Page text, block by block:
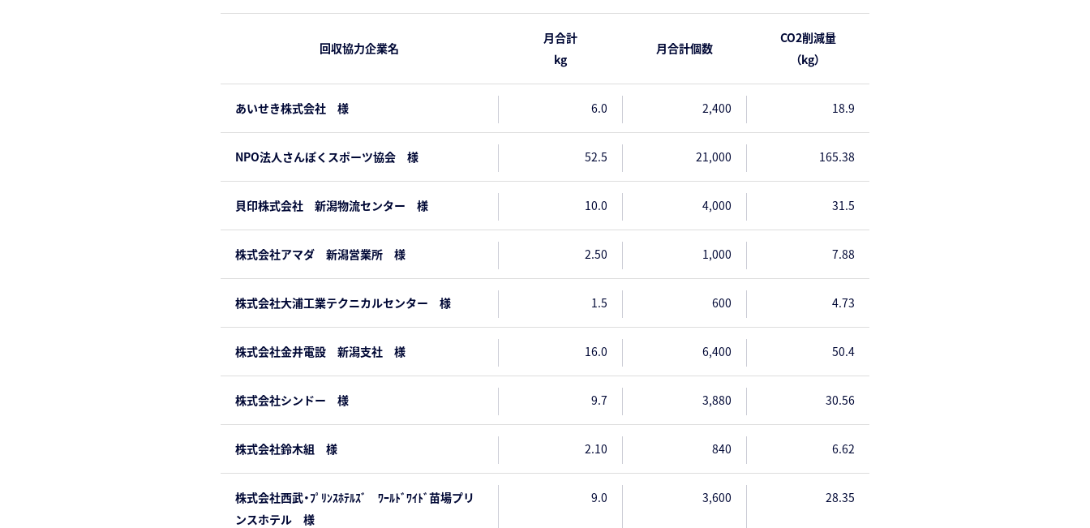
回収協力企業名
月合計
kg
月合計個数
CO2削減量
（kg）
あいせき株式会社 様 6.0 2,400 18.9
NPO法人さんぽくスポーツ協会 様 52.5 21,000 165.38
貝印株式会社 新潟物流センター 様 10.0 4,000 31.5
株式会社アマダ 新潟営業所 様 2.50 1,000 7.88
株式会社大浦工業テクニカルセンター 様 1.5 600 4.73
株式会社金井電設 新潟支社 様 16.0 6,400 50.4
株式会社シンドー 様 9.7 3,880 30.56
株式会社鈴木組 様 2.10 840 6.62
株式会社西武・ﾌﾟﾘﾝｽﾎﾃﾙｽﾞ ﾜｰﾙﾄﾞﾜｲﾄﾞ苗場プリ
ンスホテル 様
9.0 3,600 28.35